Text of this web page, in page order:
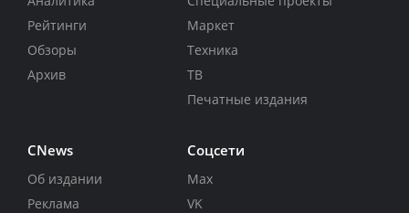
Рейтинги
Обзоры
Архив
Маркет
Техника
ТВ
Печатные издания
CNews
Об издании
Реклама
Соцсети
Max
VK